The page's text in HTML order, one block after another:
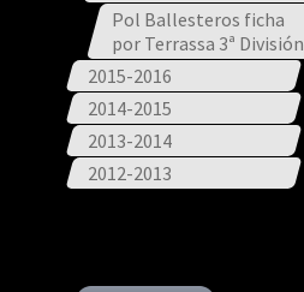
Pol Ballesteros ficha
por Terrassa 3ª División
2015-2016
2014-2015
2013-2014
2012-2013